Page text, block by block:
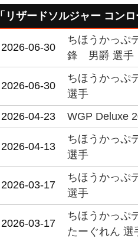
「リザードソルジャー コン
2026-06-30
ちほうかっぷ
鋒 男爵 選手
2026-06-30
ちほうかっぷ
選手
2026-04-23
WGP Deluxe
2026-04-13
ちほうかっぷ
選手
2026-03-17
ちほうかっぷ
選手
2026-03-17
ちほうかっぷ
たーぐれん 選